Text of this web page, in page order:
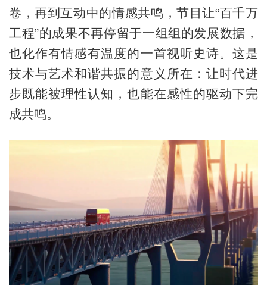
卷，再到互动中的情感共鸣，节目让“百千万
工程”的成果不再停留于一组组的发展数据，
也化作有情感有温度的一首视听史诗。这是
技术与艺术和谐共振的意义所在：让时代进
步既能被理性认知，也能在感性的驱动下完
成共鸣。